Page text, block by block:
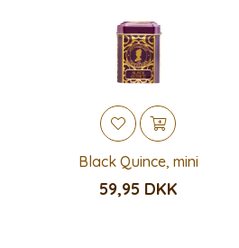
Black Quince, mini
59,95 DKK